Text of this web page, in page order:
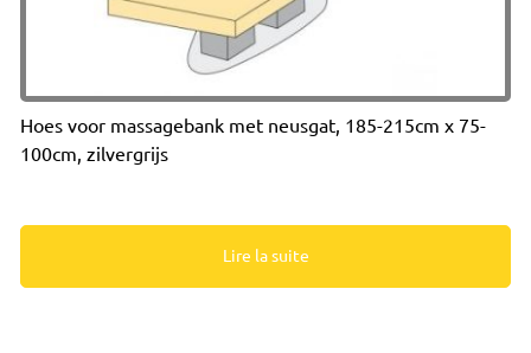
Hoes voor massagebank met neusgat, 185-215cm x 75-
100cm, zilvergrijs
Lire la suite